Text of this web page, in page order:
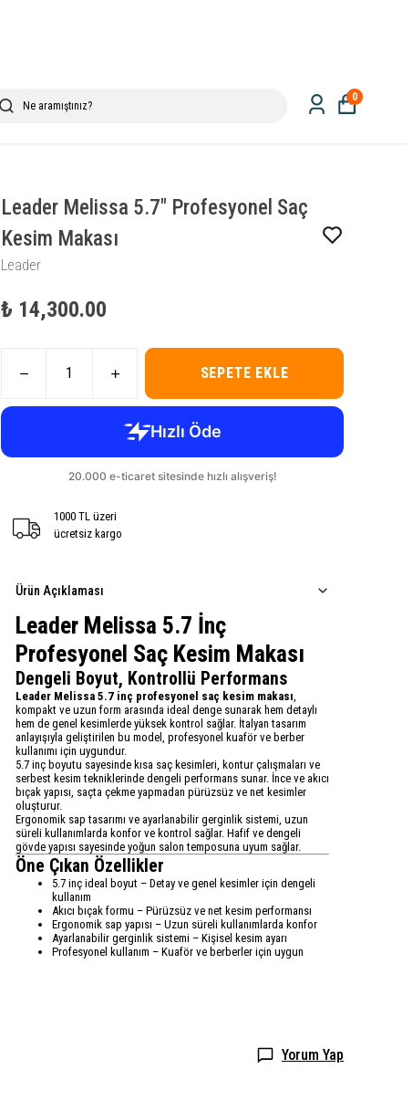
0
Leader
Leader Melissa 5.7" Profesyonel Saç
Kesim Makası
₺ 14,300.00
SEPETE EKLE
1000 TL üzeri
ücretsiz kargo
Ürün Açıklaması
Leader Melissa 5.7 İnç
Profesyonel Saç Kesim Makası
Dengeli Boyut, Kontrollü Performans
Leader Melissa 5.7 inç profesyonel saç kesim makası,
kompakt ve uzun form arasında ideal denge sunarak hem detaylı
hem de genel kesimlerde yüksek kontrol sağlar. İtalyan tasarım
anlayışıyla geliştirilen bu model, profesyonel kuaför ve berber
kullanımı için uygundur.
5.7 inç boyutu sayesinde kısa saç kesimleri, kontur çalışmaları ve
serbest kesim tekniklerinde dengeli performans sunar. İnce ve akıcı
bıçak yapısı, saçta çekme yapmadan pürüzsüz ve net kesimler
oluşturur.
Ergonomik sap tasarımı ve ayarlanabilir gerginlik sistemi, uzun
süreli kullanımlarda konfor ve kontrol sağlar. Hafif ve dengeli
gövde yapısı sayesinde yoğun salon temposuna uyum sağlar.
Öne Çıkan Özellikler
5.7 inç ideal boyut – Detay ve genel kesimler için dengeli
kullanım
Akıcı bıçak formu – Pürüzsüz ve net kesim performansı
Ergonomik sap yapısı – Uzun süreli kullanımlarda konfor
Ayarlanabilir gerginlik sistemi – Kişisel kesim ayarı
Profesyonel kullanım – Kuaför ve berberler için uygun
Yorum Yap